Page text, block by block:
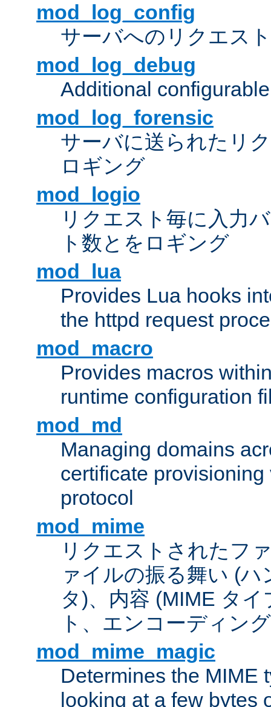
mod_log_config
サーバへのリクエス
mod_log_debug
Additional
mod_log_forensic
サーバに送られたリ
ロギング
mod_logio
リクエスト毎に入力
ト数とをロギング
mod_lua
Provides Lua hooks
the httpd request
mod_macro
Provides macros
runtime configuration
mod_md
Managing domains
certificate provisioning
protocol
mod_mime
リクエストされたフ
ァイルの振る舞い (
タ)、内容 (MIME タ
ト、エンコーディン
mod_mime_magic
Determines the MIME
looking at a few bytes